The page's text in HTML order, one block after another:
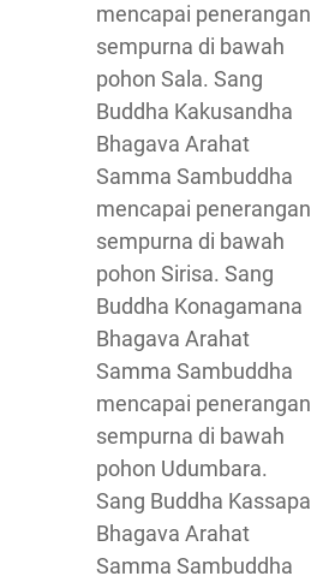
mencapai penerangan
sempurna di bawah
pohon Sala. Sang
Buddha Kakusandha
Bhagava Arahat
Samma Sambuddha
mencapai penerangan
sempurna di bawah
pohon Sirisa. Sang
Buddha Konagamana
Bhagava Arahat
Samma Sambuddha
mencapai penerangan
sempurna di bawah
pohon Udumbara.
Sang Buddha Kassapa
Bhagava Arahat
Samma Sambuddha